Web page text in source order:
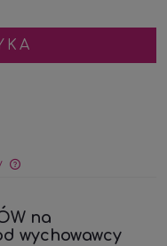
na
wychowawcy